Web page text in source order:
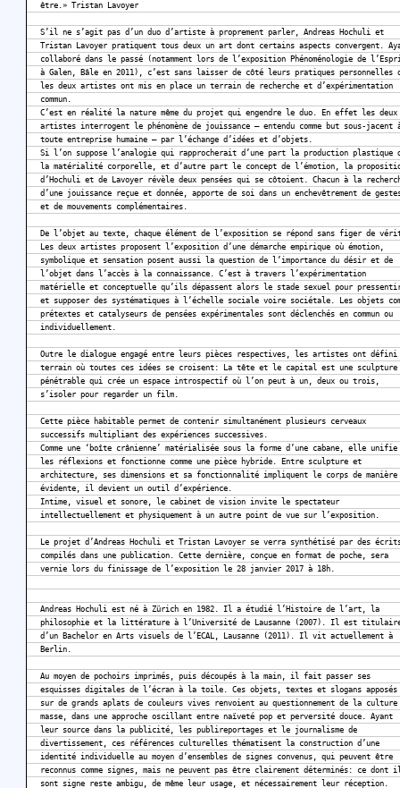
être.» Tristan Lavoyer
S’il ne s’agit pas d’un duo d’artiste à proprement parler, Andreas Hochuli et
Tristan Lavoyer pratiquent tous deux un art dont certains aspects convergent.
collaboré dans le passé (notamment lors de l’exposition Phénoménologie de
à Galen, Bâle en 2011), c’est sans laisser de côté leurs pratiques personnelles
les deux artistes ont mis en place un terrain de recherche et d’expérimentation
commun.
C’est en réalité la nature même du projet qui engendre le duo. En effet les deux
artistes interrogent le phénomène de jouissance – entendu comme but sous-jacent
toute entreprise humaine – par l’échange d’idées et d’objets.
Si l’on suppose l’analogie qui rapprocherait d’une part la production plastique
la matérialité corporelle, et d’autre part le concept de l’émotion, la
d’Hochuli et de Lavoyer révèle deux pensées qui se côtoient. Chacun à la
d’une jouissance reçue et donnée, apporte de soi dans un enchevêtrement de
et de mouvements complémentaires.
De l’objet au texte, chaque élément de l’exposition se répond sans figer de
Les deux artistes proposent l’exposition d’une démarche empirique où émotion,
symbolique et sensation posent aussi la question de l’importance du désir et de
l’objet dans l’accès à la connaissance. C’est à travers l’expérimentation
matérielle et conceptuelle qu’ils dépassent alors le stade sexuel pour
et supposer des systématiques à l’échelle sociale voire sociétale. Les objets
prétextes et catalyseurs de pensées expérimentales sont déclenchés en commun ou
individuellement.
Outre le dialogue engagé entre leurs pièces respectives, les artistes ont défini
terrain où toutes ces idées se croisent: La tête et le capital est une sculpture
pénétrable qui crée un espace introspectif où l’on peut à un, deux ou trois,
s’isoler pour regarder un film.
Cette pièce habitable permet de contenir simultanément plusieurs cerveaux
successifs multipliant des expériences successives.
Comme une ‘boîte crânienne’ matérialisée sous la forme d’une cabane, elle unifie
les réflexions et fonctionne comme une pièce hybride. Entre sculpture et
architecture, ses dimensions et sa fonctionnalité impliquent le corps de manière
évidente, il devient un outil d’expérience.
Intime, visuel et sonore, le cabinet de vision invite le spectateur
intellectuellement et physiquement à un autre point de vue sur l’exposition.
Le projet d’Andreas Hochuli et Tristan Lavoyer se verra synthétisé par des
compilés dans une publication. Cette dernière, conçue en format de poche, sera
vernie lors du finissage de l’exposition le 28 janvier 2017 à 18h.
Andreas Hochuli est né à Zürich en 1982. Il a étudié l’Histoire de l’art, la
philosophie et la littérature à l’Université de Lausanne (2007). Il est
d’un Bachelor en Arts visuels de l’ECAL, Lausanne (2011). Il vit actuellement à
Berlin.
Au moyen de pochoirs imprimés, puis découpés à la main, il fait passer ses
esquisses digitales de l’écran à la toile. Ces objets, textes et slogans apposés
sur de grands aplats de couleurs vives renvoient au questionnement de la culture
masse, dans une approche oscillant entre naïveté pop et perversité douce. Ayant
leur source dans la publicité, les publireportages et le journalisme de
divertissement, ces références culturelles thématisent la construction d’une
identité individuelle au moyen d’ensembles de signes convenus, qui peuvent être
reconnus comme signes, mais ne peuvent pas être clairement déterminés: ce dont
sont signe reste ambigu, de même leur usage, et nécessairement leur réception.